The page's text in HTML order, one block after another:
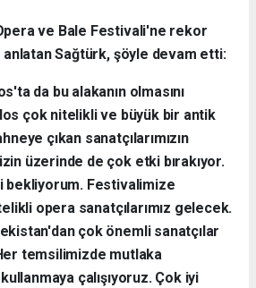
ve Bale Festivali'ne rekor
anlatan Sağtürk, şöyle devam etti:
da bu alakanın olmasını
çok nitelikli ve büyük bir antik
çıkan sanatçılarımızın
üzerinde de çok etki bırakıyor.
bekliyorum. Festivalimize
opera sanatçılarımız gelecek.
çok önemli sanatçılar
temsilimizde mutlaka
çalışıyoruz. Çok iyi